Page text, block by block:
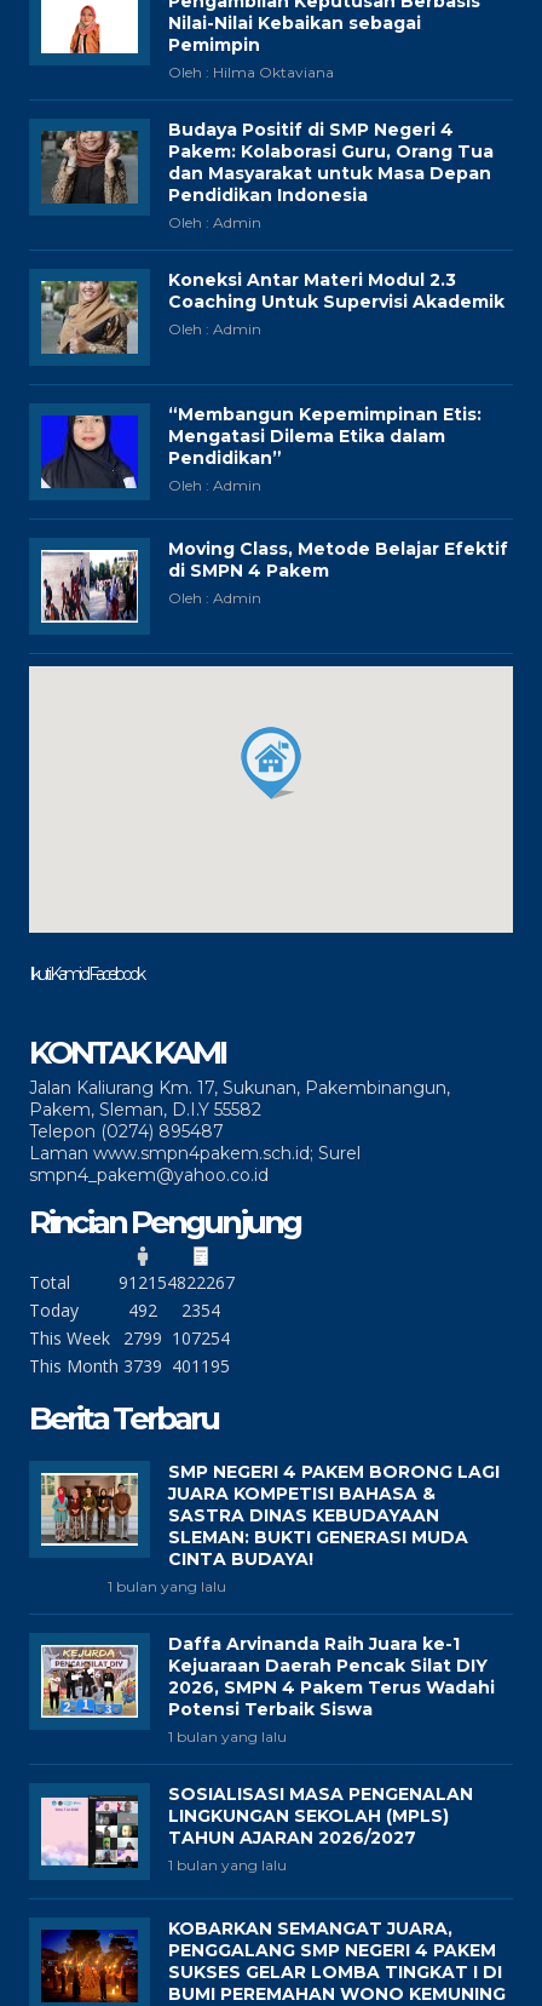
Nilai-Nilai Kebaikan sebagai
Pemimpin
Oleh : Hilma Oktaviana
Budaya Positif di SMP Negeri 4
Pakem: Kolaborasi Guru, Orang Tua
dan Masyarakat untuk Masa Depan
Pendidikan Indonesia
Oleh : Admin
Koneksi Antar Materi Modul 2.3
Coaching Untuk Supervisi Akademik
Oleh : Admin
“Membangun Kepemimpinan Etis:
Mengatasi Dilema Etika dalam
Pendidikan”
Oleh : Admin
Moving Class, Metode Belajar Efektif
di SMPN 4 Pakem
Oleh : Admin
Ikuti Kami di Facebook
KONTAK KAMI
Jalan Kaliurang Km. 17, Sukunan, Pakembinangun,
Pakem, Sleman, D.I.Y 55582
Telepon (0274) 895487
Laman www.smpn4pakem.sch.id; Surel
smpn4_pakem@yahoo.co.id
Rincian Pengunjung
Total 912154822267
Today
492
2354
This Week
2799 107254
This Month 3739 401195
Berita Terbaru
SMP NEGERI 4 PAKEM BORONG LAGI
JUARA KOMPETISI BAHASA &
SASTRA DINAS KEBUDAYAAN
SLEMAN: BUKTI GENERASI MUDA
CINTA BUDAYA!
1 bulan yang lalu
Daffa Arvinanda Raih Juara ke-1
Kejuaraan Daerah Pencak Silat DIY
2026, SMPN 4 Pakem Terus Wadahi
Potensi Terbaik Siswa
1 bulan yang lalu
SOSIALISASI MASA PENGENALAN
LINGKUNGAN SEKOLAH (MPLS)
TAHUN AJARAN 2026/2027
1 bulan yang lalu
KOBARKAN SEMANGAT JUARA,
PENGGALANG SMP NEGERI 4 PAKEM
SUKSES GELAR LOMBA TINGKAT I DI
BUMI PEREMAHAN WONO KEMUNING